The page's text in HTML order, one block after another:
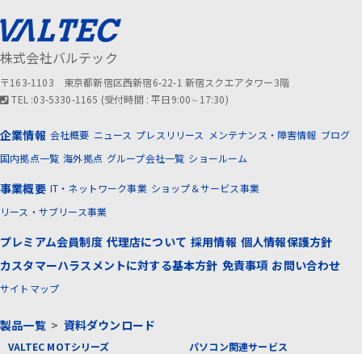
株式会社バルテック
〒163-1103 東京都新宿区西新宿6-22-1 新宿スクエアタワー3階
TEL :03-5330-1165 (受付時間 : 平日9:00∼17:30)
企業情報 会社概要 ニュース プレスリリース メンテナンス・障害情報 ブログ
国内拠点一覧 海外拠点 グループ会社一覧 ショールーム
事業概要 IT・ネットワーク事業 ショップ＆サービス事業
リース・サブリース事業
プレミアム会員制度 代理店について 採用情報 個人情報保護方針
カスタマーハラスメントに対する基本方針 免責事項 お問い合わせ
サイトマップ
製品一覧> 資料ダウンロード
VALTEC MOTシリーズ
パソコン関連サービス